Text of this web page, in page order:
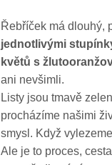
Řebříček má dlouhý,
jednotlivými
květů s
ani nevšimli.
Listy jsou tmavě
procházíme našimi
smysl. Když
Ale je to proces,